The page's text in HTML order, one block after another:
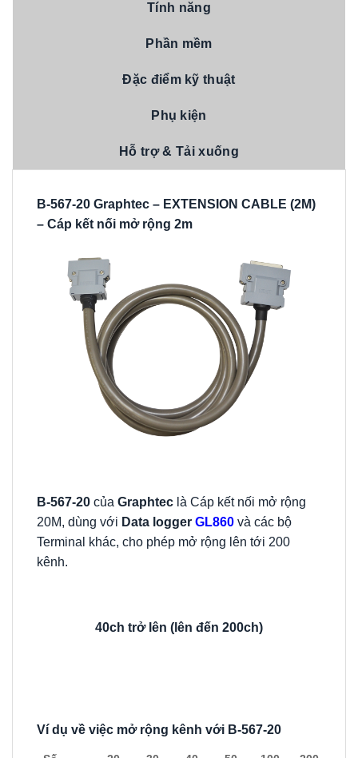
Tính năng
Phần mềm
Đặc điểm kỹ thuật
Phụ kiện
Hỗ trợ & Tải xuống
B-567-20 Graphtec – EXTENSION CABLE (2M)
– Cáp kết nối mở rộng 2m
B-567-20 của Graphtec là Cáp kết nối mở rộng
20M, dùng với Data logger GL860 và các bộ
Terminal khác, cho phép mở rộng lên tới 200
kênh.
40ch trở lên (lên đến 200ch)
Ví dụ về việc mở rộng kênh với B-567-20